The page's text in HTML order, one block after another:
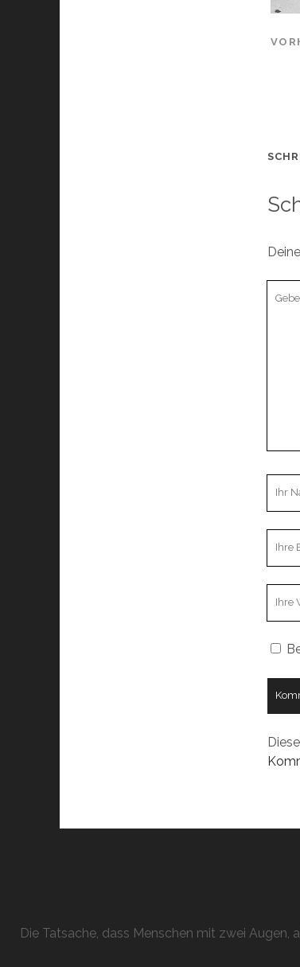
Die Tatsache, dass Menschen mit zwei Augen,